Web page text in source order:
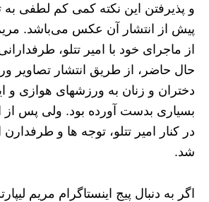
و پذیرفتن این نکته کمی کم لطفی
پیش از انتشار آن عکس می‌باشد.
از ماجرای خود با امیر تتلو،
حال حاضر، از طریق انتشار تصاویر
دختران و زنان به ورزشهای هوازی و
بسیاری بدست آورده بود. ولی پس از
در کنار امیر تتلو، توجه ها و طرفدارن
شد.
اگر به دنبال پیج اینستاگرام مریم